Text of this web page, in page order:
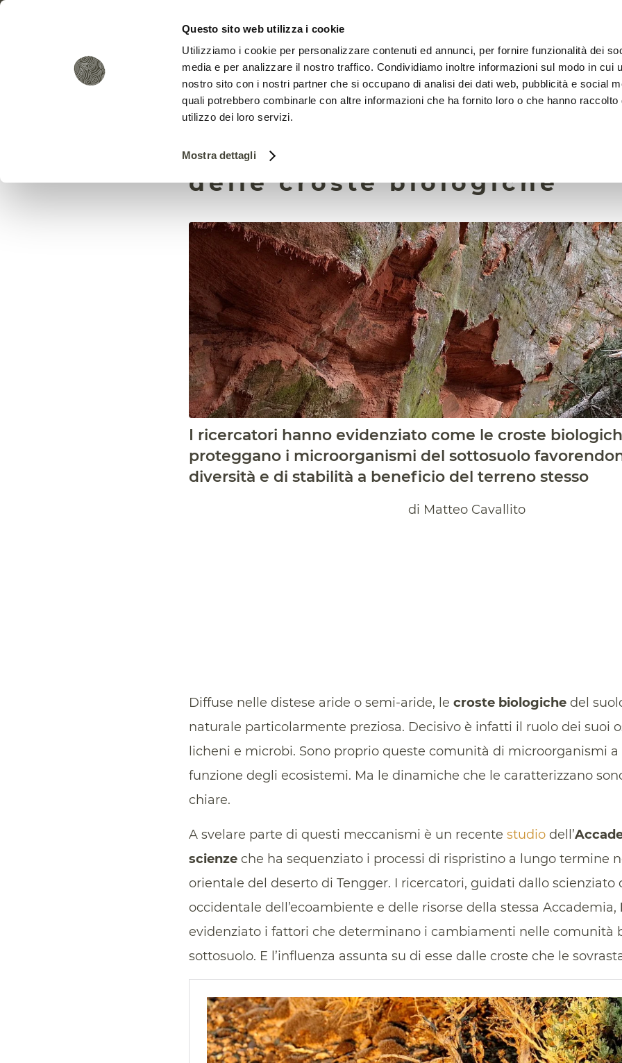
Questo sito web utilizza i cookie
Utilizziamo i cookie per personalizzare contenuti ed annunci, per fornire funzionalità dei
media e per analizzare il nostro traffico. Condividiamo inoltre informazioni sul modo in cui
nostro sito con i nostri partner che si occupano di analisi dei dati web, pubblicità e social
quali potrebbero combinarle con altre informazioni che ha fornito loro o che hanno raccolto
utilizzo dei loro servizi.
Mostra dettagli
LA FONDAZIONE ATTIVITÀ RISORSE
Uno studio cinese svela i
delle croste biologiche
I ricercatori hanno evidenziato come le croste
proteggano i microorganismi del sottosuolo
diversità e di stabilità a beneficio del terreno stesso
di Matteo Cavallito
Diffuse nelle distese aride o semi-aride, le croste biologiche del
naturale particolarmente preziosa. Decisivo è infatti il ruolo dei suoi
licheni e microbi. Sono proprio queste comunità di microorganismi
funzione degli ecosistemi. Ma le dinamiche che le caratterizzano
chiare.
A svelare parte di questi meccanismi è un recente studio dell’
scienze che ha sequenziato i processi di rispristino a lungo termine
orientale del deserto di Tengger. I ricercatori, guidati dallo scienziato
occidentale dell’ecoambiente e delle risorse della stessa Accademia,
evidenziato i fattori che determinano i cambiamenti nelle comunità
sottosuolo. E l’influenza assunta su di esse dalle croste che le